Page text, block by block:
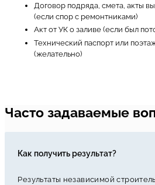
Договор подряда, смета, акты
(если спор с ремонтниками)
Акт от УК о заливе (если был
Технический паспорт или
(желательно)
Часто задаваемые
Как получить результат?
Результаты независимой